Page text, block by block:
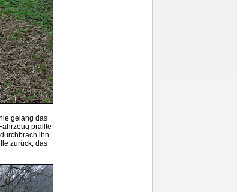
gelang das
prallte
ihn.
zurück, das